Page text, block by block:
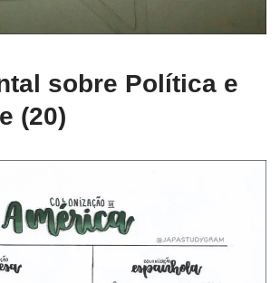
sobre Política e
(20)